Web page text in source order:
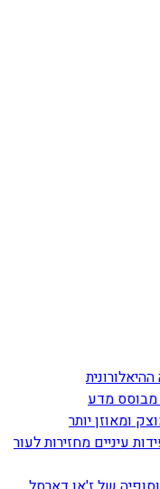
מבוסס מדע
ומאוזן יותר
עיניים מחזירות לעור